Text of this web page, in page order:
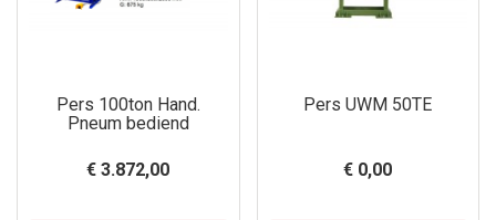
Pers 100ton Hand.
Pneum bediend
€ 3.872,00
Pers UWM 50TE
€ 0,00